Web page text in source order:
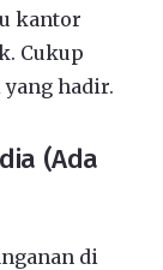
kantor
Cukup
hadir.
(Ada
di